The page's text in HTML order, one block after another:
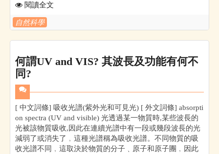
閱讀全文
自然科學
何謂UV and VIS? 其波長及功能有何不
同?
[ 中文詞條] 吸收光譜(紫外光和可見光) [ 外文詞條] absorpti
on spectra (UV and visible) 光透過某一物質時,某些波長的
光被該物質吸收,因此在連續光譜中有一段或幾段波長的光
減弱了或消失了﹐這種光譜稱為吸收光譜。不同物質的吸
收光譜不同﹐這取決於物質的分子﹑原子和原子團﹐因此